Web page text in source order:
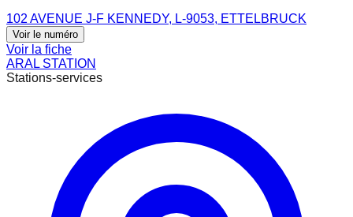
102 AVENUE J-F KENNEDY, L-9053, ETTELBRUCK
Voir le numéro
Voir la fiche
ARAL STATION
Stations-services